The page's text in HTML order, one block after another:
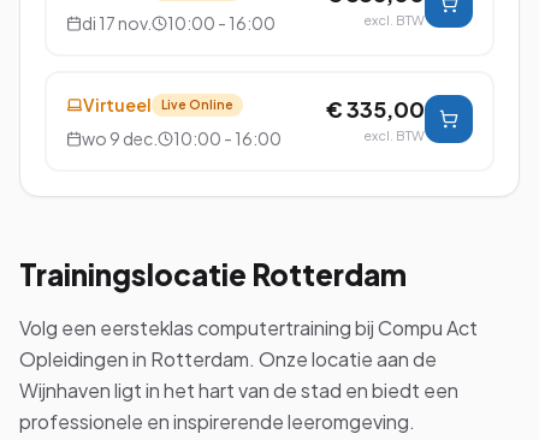
di 17 nov. 10:00 - 16:00 excl. BTW
Virtueel Live Online
wo 9 dec. 10:00 - 16:00
€ 335,00
excl. BTW
Trainingslocatie Rotterdam
Volg een eersteklas computertraining bij Compu Act
Opleidingen in Rotterdam. Onze locatie aan de
Wijnhaven ligt in het hart van de stad en biedt een
professionele en inspirerende leeromgeving.